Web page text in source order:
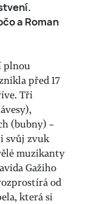
a Roman
plnou
před 17
Tři
(bubny) –
svůj zvuk
muzikanty
Gažiho
od
která si